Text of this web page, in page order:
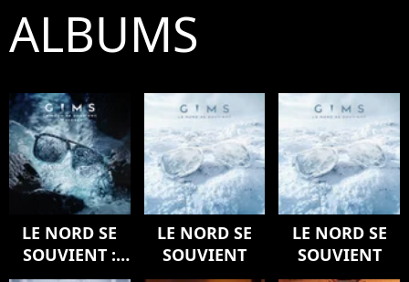
ALBUMS
LE NORD SE
SOUVIENT :
L'ODYSSÉE
LE NORD SE
SOUVIENT
LE NORD SE
SOUVIENT